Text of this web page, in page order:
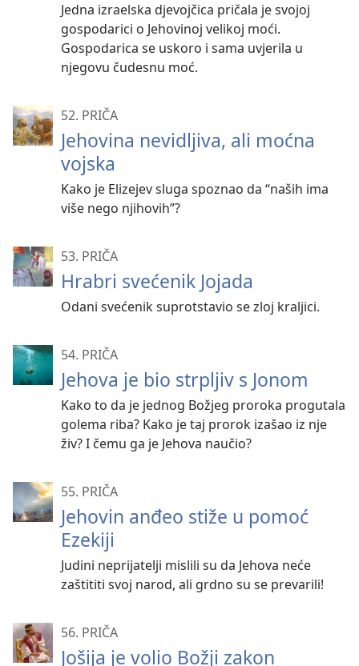
Jedna izraelska djevojčica pričala je svojoj
gospodarici o Jehovinoj velikoj moći.
Gospodarica se uskoro i sama uvjerila u
njegovu čudesnu moć.
52. PRIČA
Jehovina nevidljiva, ali moćna
vojska
Kako je Elizejev sluga spoznao da “naših ima
više nego njihovih”?
53. PRIČA
Hrabri svećenik Jojada
Odani svećenik suprotstavio se zloj kraljici.
54. PRIČA
Jehova je bio strpljiv s Jonom
Kako to da je jednog Božjeg proroka progutala
golema riba? Kako je taj prorok izašao iz nje
živ? I čemu ga je Jehova naučio?
55. PRIČA
Jehovin anđeo stiže u pomoć
Ezekiji
Judini neprijatelji mislili su da Jehova neće
zaštititi svoj narod, ali grdno su se prevarili!
56. PRIČA
Jošija je volio Božji zakon